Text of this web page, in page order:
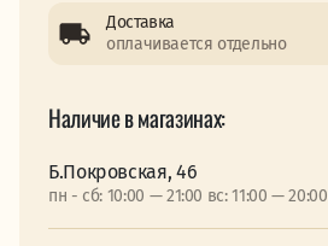
Доставка
оплачивается отдельно
Наличие в магазинах:
Б.Покровская, 46
пн - сб: 10:00 — 21:00 вс: 11:00 — 20:00